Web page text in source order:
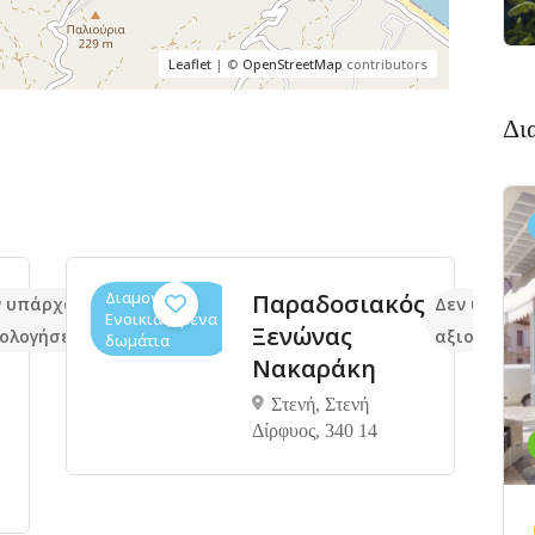
Leaflet| © OpenStreetMap contributors
υπάρχουν ακόμα
Διαμονή,
Ενοικιαζόμενα
δωμάτια
Παραδοσιακός
Ξενώνας
Νακαράκη
Στενή, Στενή
Δίρφυος, 340 14
Δεν